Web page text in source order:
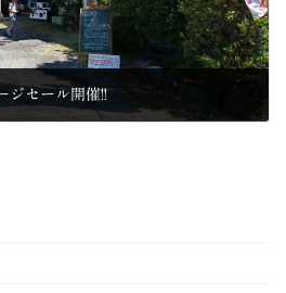
ジセール開催!!